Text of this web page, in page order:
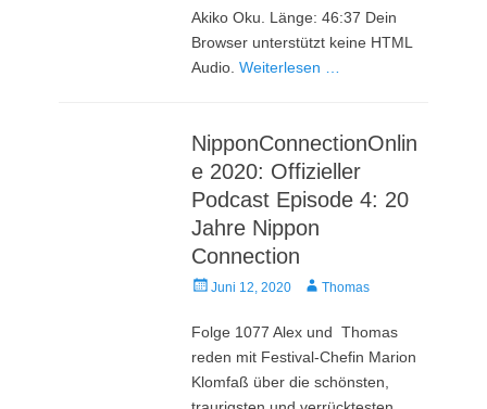
Akiko Oku. Länge: 46:37 Dein
Browser unterstützt keine HTML
Audio.Weiterlesen …
NipponConnectionOnlin
e 2020: Offizieller
Podcast Episode 4: 20
Jahre Nippon
Connection
Veröffentlicht
Juni 12, 2020 AutorThomas
Folge 1077 Alex und Thomas
reden mit Festival-Chefin Marion
Klomfaß über die schönsten,